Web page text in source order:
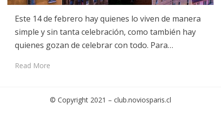
Este 14 de febrero hay quienes lo viven de manera
simple y sin tanta celebración, como también hay
quienes gozan de celebrar con todo. Para…
Read More
© Copyright 2021 – club.noviosparis.cl